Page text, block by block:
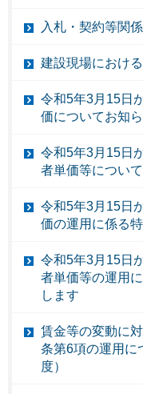
入札・契約等関
建設現場におけ
令和5年3月15日
価についてお知
令和5年3月15日
者単価等につい
令和5年3月15日
価の運用に係る
令和5年3月15日
者単価等の運用
します
賃金等の変動に
条第6項の運用に
度）